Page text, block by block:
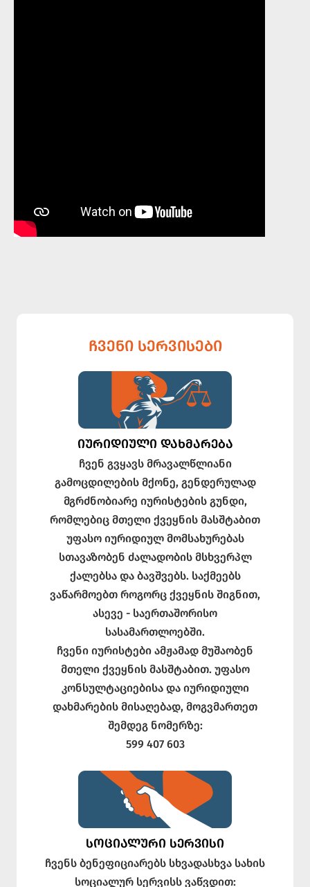
ᲩᲕᲔᲜᲘ ᲡᲔᲠᲕᲘᲡᲔᲑᲘ
ᲘᲣᲠᲘᲓᲘᲣᲚᲘ ᲓᲐᲮᲛᲐᲠᲔᲑᲐ
ჩვენ გვყავს მრავალწლიანი
გამოცდილების მქონე, გენდერულად
მგრძნობიარე იურისტების გუნდი,
რომლებიც მთელი ქვეყნის მასშტაბით
უფასო იურიდიულ მომსახურებას
სთავაზობენ ძალადობის მსხვერპლ
ქალებსა და ბავშვებს. საქმეებს
ვაწარმოებთ როგორც ქვეყნის შიგნით,
ასევე - საერთაშორისო
სასამართლოებში.
ჩვენი იურისტები ამჟამად მუშაობენ
მთელი ქვეყნის მასშტაბით. უფასო
კონსულტაციებისა და იურიდიული
დახმარების მისაღებად, მოგვმართეთ
შემდეგ ნომერზე:
599 407 603
ᲡᲝᲪᲘᲐᲚᲣᲠᲘ ᲡᲔᲠᲕᲘᲡᲘ
ჩვენს ბენეფიციარებს სხვადასხვა სახის
სოციალურ სერვისს ვაწვდით: